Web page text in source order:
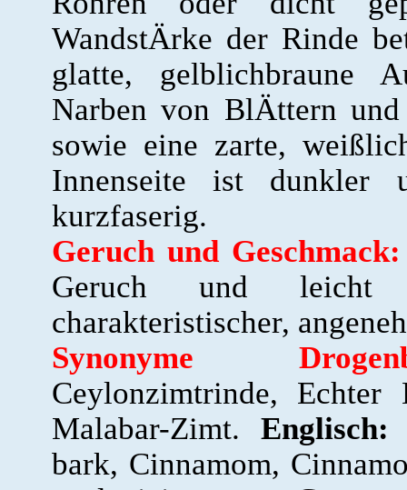
WandstÄrke der Rinde
glatte, gelblichbraune
Narben von BlÄttern und
sowie eine zarte,
Innenseite ist dunkler
kurzfaserig.
Geruch und Geschmack:
Geruch und leicht
charakteristischer,
Synonyme
Ceylonzimtrinde,
Malabar-Zimt. Englisch:
bark, Cinnamom,